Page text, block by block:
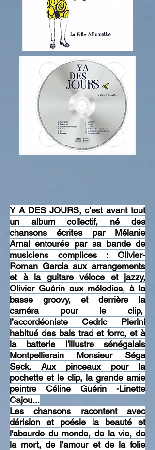
Y A DES JOURS, c’est avant tout
un album collectif, né des
chansons écrites par Mélanie
Arnal entourée par sa bande de
musiciens complices : Olivier-
Roman Garcia aux arrangements
et à la guitare véloce et jazzy,
Olivier Guérin aux mélodies, à la
basse groovy, et derrière la
caméra pour le clip,
l’accordéoniste Cedric Pierini
habitué des bals trad et forro, et à
la batterie l'illustre sénégalais
Montpellierain Monsieur Séga
Seck. Aux pinceaux pour la
pochette et le clip, la grande amie
peintre Céline Guérin -Linette
Cajou...
Les chansons racontent avec
dérision et poésie la beauté et
l'absurde du monde, de la vie, de
la mort, de l’amour et de la folie